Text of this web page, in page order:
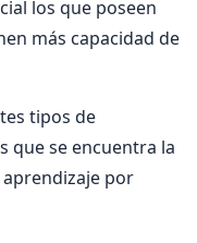
los que poseen
más capacidad de
tipos de
que se encuentra la
por